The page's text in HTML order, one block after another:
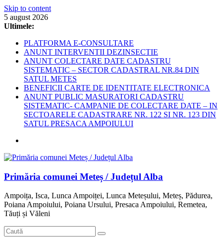
Skip to content
5 august 2026
Ultimele:
PLATFORMA E-CONSULTARE
ANUNT INTERVENTII DEZINSECTIE
ANUNT COLECTARE DATE CADASTRU
SISTEMATIC – SECTOR CADASTRAL NR.84 DIN
SATUL METES
BENEFICII CARTE DE IDENTITATE ELECTRONICA
ANUNT PUBLIC MASURATORI CADASTRU
SISTEMATIC- CAMPANIE DE COLECTARE DATE – IN
SECTOARELE CADASTRARE NR. 122 SI NR. 123 DIN
SATUL PRESACA AMPOIULUI
Primăria comunei Meteș / Județul Alba
Ampoița, Isca, Lunca Ampoiței, Lunca Meteșului, Meteș, Pădurea,
Poiana Ampoiului, Poiana Ursului, Presaca Ampoiului, Remetea,
Tăuți și Văleni